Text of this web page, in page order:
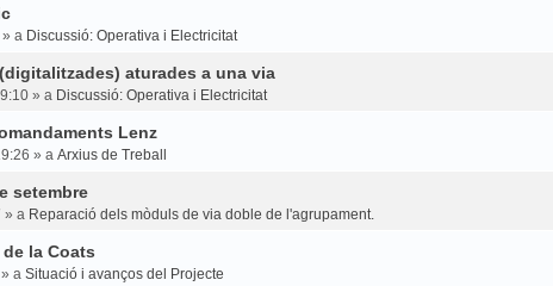
a Discussió: Operativa i Electricitat
aturades a una via
» a Discussió: Operativa i Electricitat
Lenz
» a Arxius de Treball
setembre
» a Reparació dels mòduls de via doble de l'agrupament.
la Coats
» a Situació i avanços del Projecte